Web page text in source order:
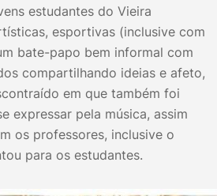
estudantes do Vieira
esportivas (inclusive com
bate-papo bem informal com
compartilhando ideias e afeto,
em que também foi
expressar pela música, assim
os professores, inclusive o
para os estudantes.